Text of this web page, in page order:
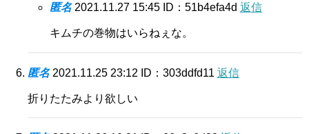
匿名 2021.11.27 15:45 ID：51b4efa4d 返信
キムチの巻物はいらねぇな。
匿名 2021.11.25 23:12 ID：303ddfd11 返信
折りたたみより欲しい